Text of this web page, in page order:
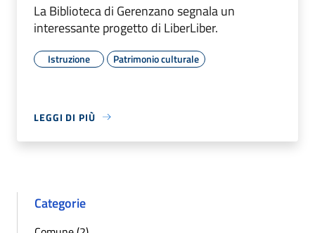
La Biblioteca di Gerenzano segnala un
interessante progetto di LiberLiber.
Istruzione Patrimonio culturale
LEGGI DI PIÙ
Categorie